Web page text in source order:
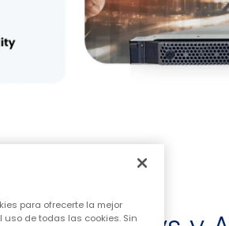
para ofrecerte la mejor
uso de todas las cookies. Sin